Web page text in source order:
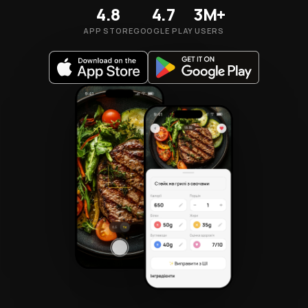
4.8
APP STORE
4.7
GOOGLE PLAY
3M+
USERS